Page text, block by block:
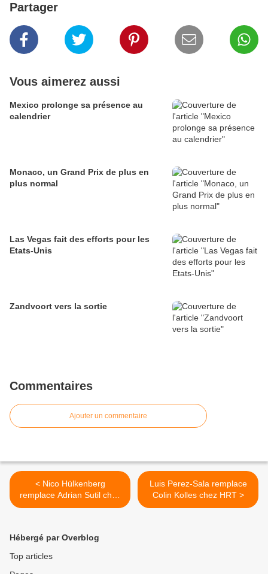
Partager
Vous aimerez aussi
Mexico prolonge sa présence au
calendrier
Monaco, un Grand Prix de plus en
plus normal
Las Vegas fait des efforts pour les
Etats-Unis
Zandvoort vers la sortie
Commentaires
Ajouter un commentaire
< Nico Hülkenberg
remplace Adrian Sutil chez
Force India
Luis Perez-Sala remplace
Colin Kolles chez HRT >
Hébergé par Overblog
Top articles